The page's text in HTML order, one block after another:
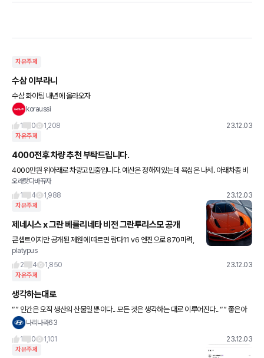
자유주제
수삼 이부라니
수삼 화이팅 내년에 올라오자
koraussi
1
0 1,208 23.12.03
자유주제
4000전후 차량 추천 부탁드립니다.
4000만원 위아래로 차량고민중입니다. 예산은 정해져있는데 욕심은 나서. 아래차종 비
교중입니다. 그랜져 깡통에 프리미엄옵션 쏘렌토 하이브리드 깡통 푸조408 GT 3차량
모두 가격은 비슷하고
오래탓다바뀨자
1
4 1,988 23.12.03
자유주제
제네시스 x 그란 베를리네타 비전 그란투리스모 공개
콘셉트이지만 공개된 제원에 따르면 람다11 v6 엔진으로 870마력,
10000 rpm 발휘 YASA 사의 전기모터로 201마력 발휘 총 1071
마력 986lb-ft 토크
platypus
2
4 1,850 23.12.03
자유주제
생각하는대로
“” 인간은 오직 생산의 산물일 뿐이다.. 모든 것은 생각하는 대로 이루어진다.. “” 좋은아
침요 ~~나리나라63
1
0 1,101 23.12.03
자유주제